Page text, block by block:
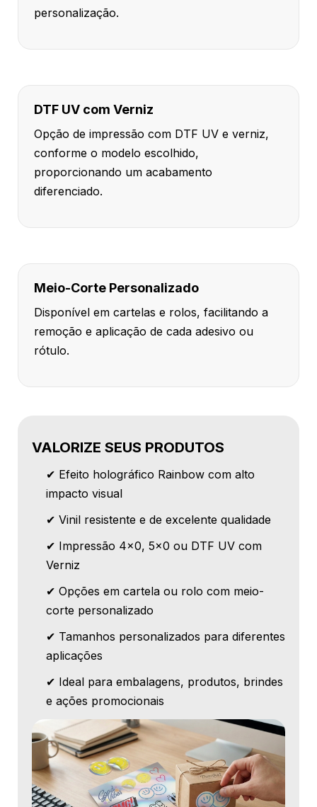
personalização.
DTF UV com Verniz
Opção de impressão com DTF UV e verniz,
conforme o modelo escolhido,
proporcionando um acabamento
diferenciado.
Meio-Corte Personalizado
Disponível em cartelas e rolos, facilitando a
remoção e aplicação de cada adesivo ou
rótulo.
VALORIZE SEUS PRODUTOS
✔ Efeito holográfico Rainbow com alto
impacto visual
✔ Vinil resistente e de excelente qualidade
✔ Impressão 4x0, 5x0 ou DTF UV com
Verniz
✔ Opções em cartela ou rolo com meio-
corte personalizado
✔ Tamanhos personalizados para diferentes
aplicações
✔ Ideal para embalagens, produtos, brindes
e ações promocionais